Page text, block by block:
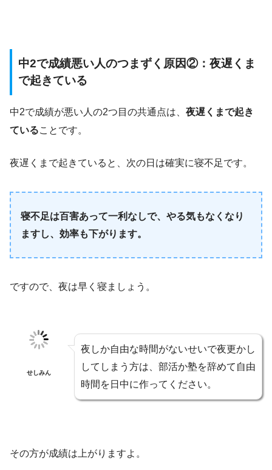
中2で成績悪い人のつまずく原因②：夜遅くま
で起きている
中2で成績が悪い人の2つ目の共通点は、 夜遅くまで起き
ていることです。
夜遅くまで起きていると、次の日は確実に寝不足です。
寝不足は百害あって一利なしで、やる気もなくなり
ますし、効率も下がります。
ですので、夜は早く寝ましょう。
せしみん
夜しか自由な時間がないせいで夜更かし
してしまう方は、部活か塾を辞めて自由
時間を日中に作ってください。
その方が成績は上がりますよ。